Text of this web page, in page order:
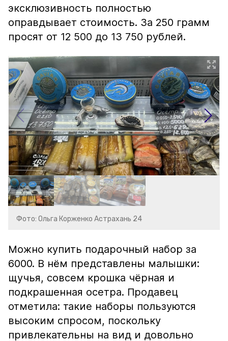
эксклюзивность полностью
оправдывает стоимость. За 250 грамм
просят от 12 500 до 13 750 рублей.
Фото: Ольга Корженко Астрахань 24
Можно купить подарочный набор за
6000. В нём представлены малышки:
щучья, совсем крошка чёрная и
подкрашенная осетра. Продавец
отметила: такие наборы пользуются
высоким спросом, поскольку
привлекательны на вид и довольно